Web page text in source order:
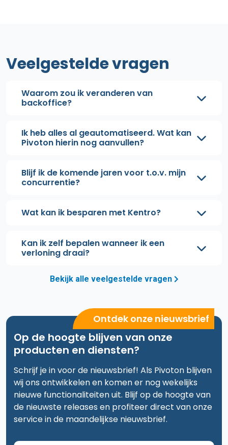
Veelgestelde vragen
Waarom zou ik veranderen van
backoffice?
Ik heb alles al geautomatiseerd. Wat kan
Pivoton hierin nog aanvullen?
Blijf ik de komende jaren voor t.o.v. mijn
concurrentie?
Wat kan ik besparen met Kentro?
Kan ik zelf bepalen wanneer ik een
verloning draai?
Bekijk alle veelgestelde vragen
Ontdek onze nieuwsbrief
Op de hoogte blijven van onze
producten en diensten?
Schrijf je in voor de nieuwsbrief! Als Pivoton blijven
wij ons ontwikkelen en komen er nog wekelijks
nieuwe functionaliteiten uit. Blijf op de hoogte van
de nieuwste releases en profiteer direct van onze
service in de maandelijkse nieuwsbrief.